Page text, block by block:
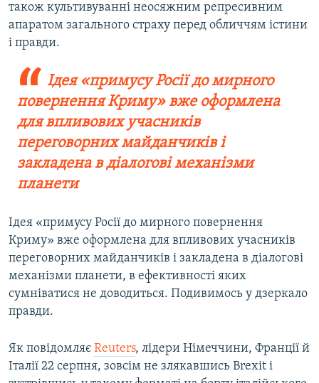
також культивуванні неосяжним репресивним
апаратом загального страху перед обличчям істини
і правди.
Ідея «примусу Росії до мирного
повернення Криму» вже оформлена
для впливових учасників
переговорних майданчиків і
закладена в діалогові механізми
планети
Ідея «примусу Росії до мирного повернення
Криму» вже оформлена для впливових учасників
переговорних майданчиків і закладена в діалогові
механізми планети, в ефективності яких
сумніватися не доводиться. Подивимось у дзеркало
правди.
Як повідомляє Reuters, лідери Німеччини, Франції й
Італії 22 серпня, зовсім не злякавшись Brexit і